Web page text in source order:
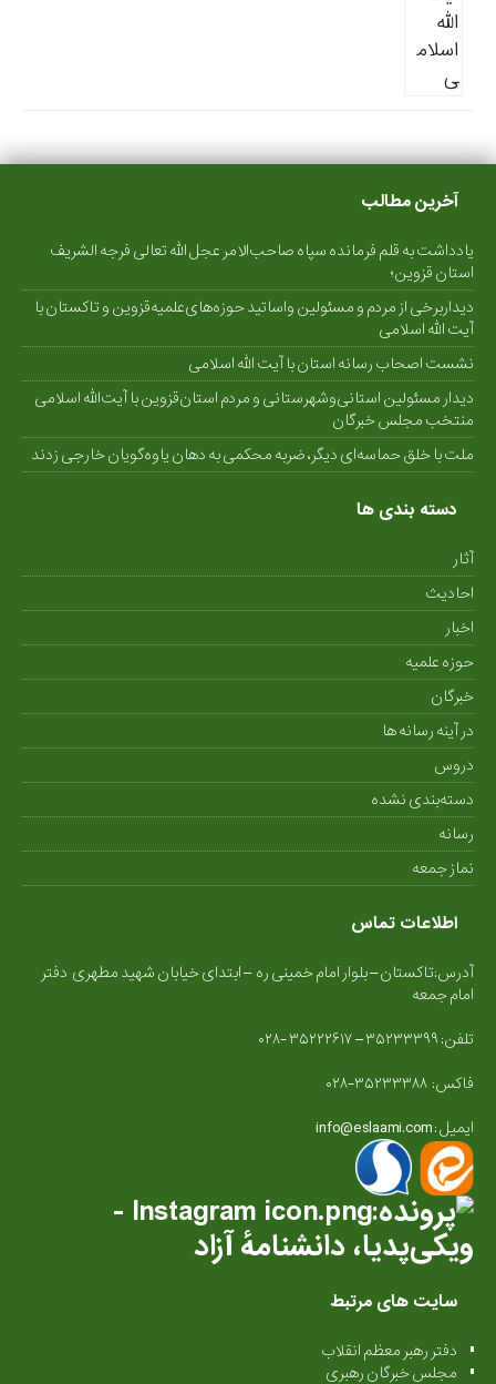
آخرین مطالب
یادداشت به قلم فرمانده سپاه صاحب‌الامر عجل الله تعالی فرجه الشریف
استان قزوین؛
دیداربرخی از مردم و مسئولین واساتید حوزه‌های‌علمیه‌قزوین و تاکستان با
آیت الله اسلامی
نشست اصحاب رسانه استان با آیت الله اسلامی
دیدار مسئولین استانی‌وشهرستانی و مردم‌ استان‌قزوین با آیت‌الله‌ اسلامی
منتخب مجلس‌ خبرگان
ملت با خلق حماسه‌ای دیگر، ضربه محکمی به دهان یاوه‌گویان خارجی زدند
دسته بندی ها
آثار
احادیث
اخبار
حوزه علمیه
خبرگان
در آینه رسانه ها
دروس
دسته‌بندی نشده
رسانه
نماز جمعه
اطلاعات تماس
آدرس:تاکستان – بلوار امام خمینی ره – ابتدای خیابان شهید مطهری دفتر
امام جمعه
تلفن: ۳۵۲۳۳۳۹۹ – ۳۵۲۲۲۶۱۷ -۰۲۸
فاکس: ۳۵۲۳۳۳۸۸-۰۲۸
ایمیل : info@eslaami.com
سایت های مرتبط
دفتر رهبر معظم انقلاب
مجلس خبرگان رهبری